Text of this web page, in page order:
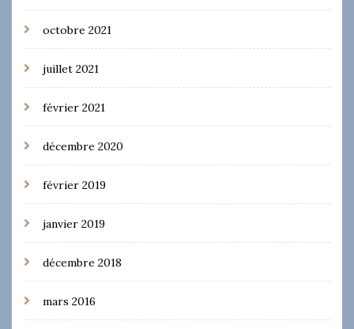
octobre 2021
juillet 2021
février 2021
décembre 2020
février 2019
janvier 2019
décembre 2018
mars 2016